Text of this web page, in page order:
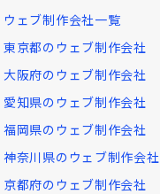
ウェブ制作会社一覧
東京都のウェブ制作会社
大阪府のウェブ制作会社
愛知県のウェブ制作会社
福岡県のウェブ制作会社
神奈川県のウェブ制作会社
京都府のウェブ制作会社